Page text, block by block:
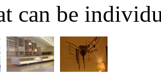
can be